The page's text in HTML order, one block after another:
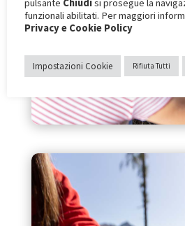
funzionali abilitati. Per maggiori
Privacy e Cookie Policy
Impostazioni Cookie Rifiuta Tutti